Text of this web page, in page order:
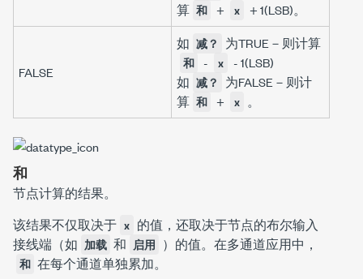
算 和 + x + 1(LSB)。
FALSE
如 减？ 为TRUE－则计算
和 - x
- 1(LSB)
如 减？ 为FALSE－则计
算 和 + x 。
和
节点计算的结果。
该结果不仅取决于 x 的值，还取决于节点的布尔输入
接线端（如 加载 和 启用 ）的值。在多通道应用中，
和 在每个通道单独累加。